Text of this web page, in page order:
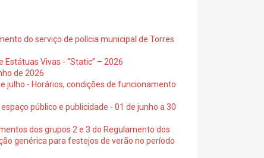
do serviço de polícia municipal de Torres
Estátuas Vivas - “Static” – 2026
de 2026
julho - Horários, condições de funcionamento
público e publicidade - 01 de junho a 30
dos grupos 2 e 3 do Regulamento dos
genérica para festejos de verão no período